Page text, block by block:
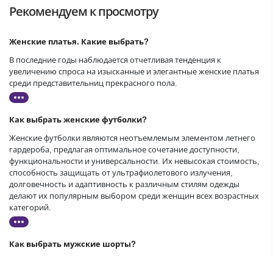
Рекомендуем к просмотру
Женские платья. Какие выбрать?
В последние годы наблюдается отчетливая тенденция к
увеличению спроса на изысканные и элегантные женские платья
среди представительниц прекрасного пола.
Как выбрать женские футболки?
Женские футболки являются неотъемлемым элементом летнего
гардероба, предлагая оптимальное сочетание доступности,
функциональности и универсальности. Их невысокая стоимость,
способность защищать от ультрафиолетового излучения,
долговечность и адаптивность к различным стилям одежды
делают их популярным выбором среди женщин всех возрастных
категорий.
Как выбрать мужские шорты?